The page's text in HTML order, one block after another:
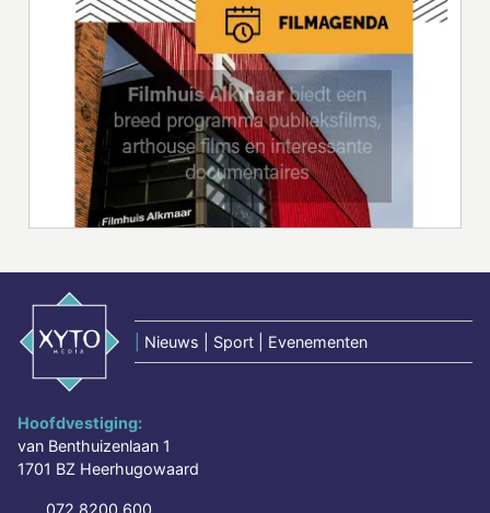
Nieuws | Sport | Evenementen
Hoofdvestiging:
van Benthuizenlaan 1
1701 BZ Heerhugowaard
072 8200 600